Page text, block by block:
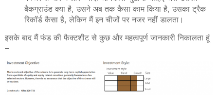
बैकग्राउंड क्या है, उसने अब तक कैसा काम किया है, उसका ट्रैक
रिकॉर्ड कैसा है, लेकिन मैं इन चीजों पर नजर नहीं डालता।
इसके बाद मैं फंड की फैक्टशीट से कुछ और महत्वपूर्ण जानकारी निकालता हूं
–